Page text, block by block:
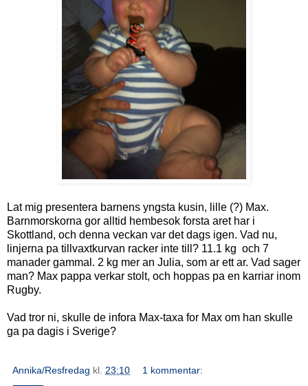
Lat mig presentera barnens yngsta kusin, lille (?) Max.
Barnmorskorna gor alltid hembesok forsta aret har i
Skottland, och denna veckan var det dags igen. Vad nu,
linjerna pa tillvaxtkurvan racker inte till? 11.1 kg och 7
manader gammal. 2 kg mer an Julia, som ar ett ar. Vad sager
man? Max pappa verkar stolt, och hoppas pa en karriar inom
Rugby.
Vad tror ni, skulle de infora Max-taxa for Max om han skulle
ga pa dagis i Sverige?
Annika/Resfredag kl. 23:10 1 kommentar: